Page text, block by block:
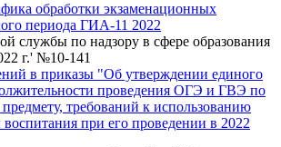
обработки экзаменационных
периода ГИА-11 2022
службы по надзору в сфере образования
г.' №10-141
в приказы "Об утверждении единого
проведения ОГЭ и ГВЭ по
требований к использованию
воспитания при его проведении в 2022